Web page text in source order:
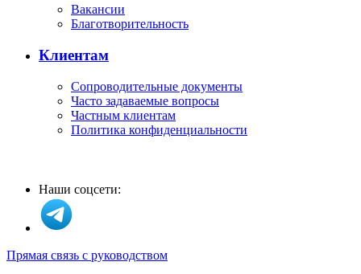
Вакансии
Благотворительность
Клиентам
Сопроводительные документы
Часто задаваемые вопросы
Частным клиентам
Политика конфиденциальности
Наши соцсети:
Прямая связь с руководством